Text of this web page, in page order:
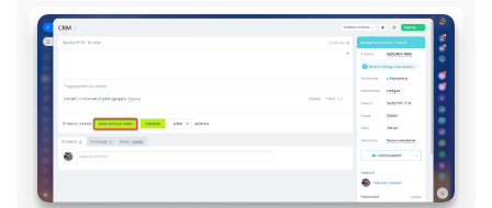
Knowledge base
Firma elettronica per HR